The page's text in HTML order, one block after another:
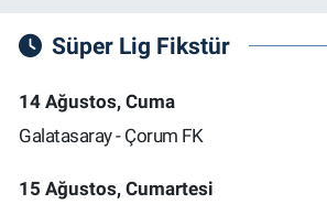
Süper Lig Fikstür
14 Ağustos, Cuma
Galatasaray - Çorum FK
15 Ağustos, Cumartesi